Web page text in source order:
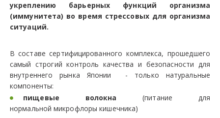
укреплению барьерных функций организма
(иммунитета) во время стрессовых для организма
ситуаций.
В составе сертифицированного комплекса, прошедшего
самый строгий контроль качества и безопасности для
внутреннего рынка Японии - только натуральные
компоненты:
пищевые волокна (питание для
нормальной микрофлоры кишечника)